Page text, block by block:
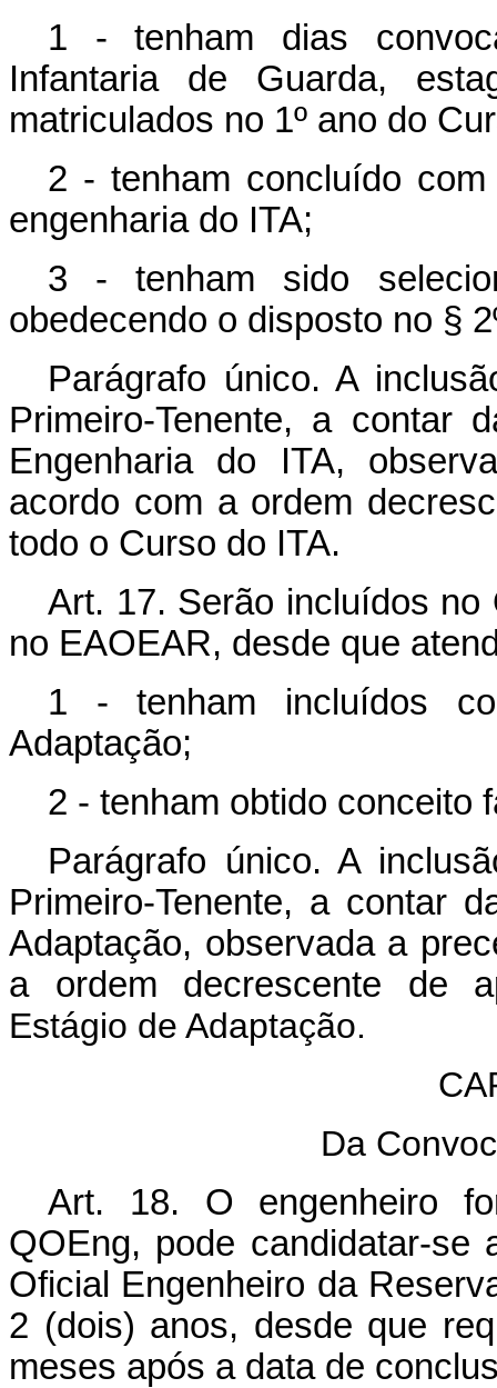
1 - tenham dias
Infantaria de Guarda,
matriculados no 1º ano do
2 - tenham concluído
engenharia do ITA;
3 - tenham sido
obedecendo o disposto no §
Parágrafo único. A
Primeiro-Tenente, a contar
Engenharia do ITA,
acordo com a ordem
todo o Curso do ITA.
Art. 17. Serão incluídos no
no EAOEAR, desde que
1 - tenham incluídos
Adaptação;
2 - tenham obtido conceito
Parágrafo único. A
Primeiro-Tenente, a contar
Adaptação, observada a
a ordem decrescente de
Estágio de Adaptação.
Da
Art. 18. O engenheiro
QOEng, pode candidatar-se
Oficial Engenheiro da
2 (dois) anos, desde que
meses após a data de